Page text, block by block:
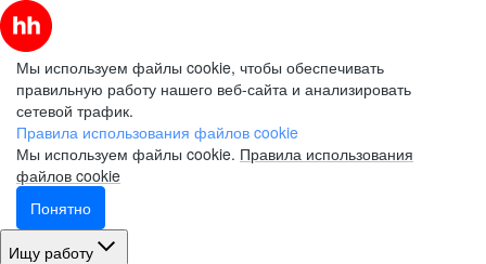
Мы используем файлы cookie, чтобы обеспечивать
правильную работу нашего веб-сайта и анализировать
сетевой трафик.
Правила использования файлов cookie
Мы используем файлы cookie. Правила использования
файлов cookie
Понятно
Ищу работу